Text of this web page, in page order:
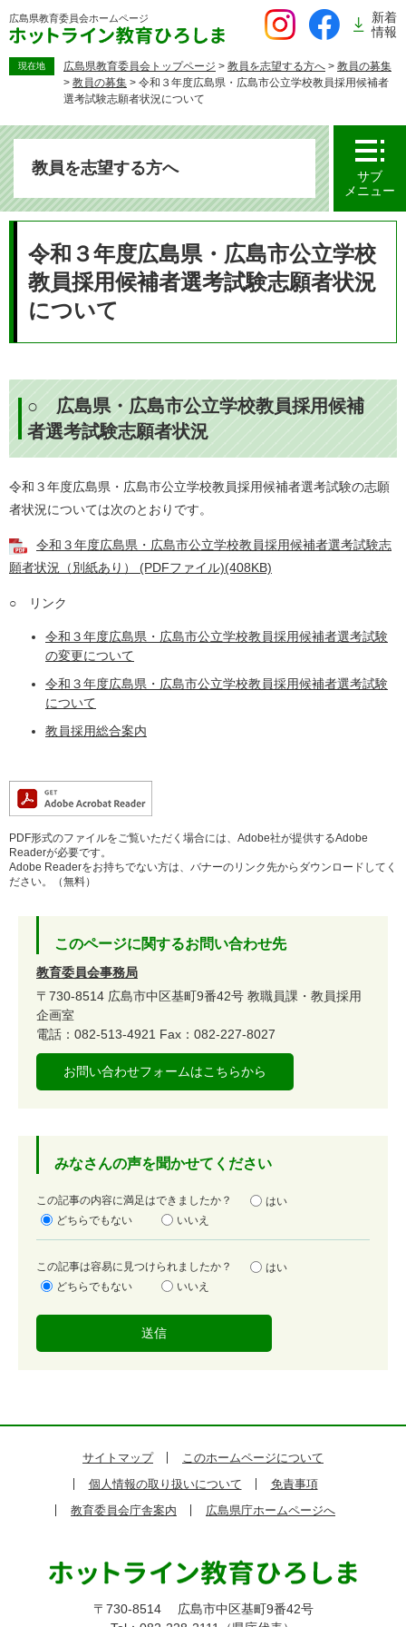
ー
で
す。
広島県教育委員会ホームページ
新着
情報
現在地 広島県教育委員会トップページ > 教員を志望する方へ > 教員の募集
> 教員の募集 > 令和３年度広島県・広島市公立学校教員採用候補者
選考試験志願者状況について
教員を志望する方へ
サブ
メニュー
令和３年度広島県・広島市公立学校
教員採用候補者選考試験志願者状況
について
○ 広島県・広島市公立学校教員採用候補
者選考試験志願者状況
令和３年度広島県・広島市公立学校教員採用候補者選考試験の志願
者状況については次のとおりです。
令和３年度広島県・広島市公立学校教員採用候補者選考試験志
願者状況（別紙あり） (PDFファイル)(408KB)
○ リンク
令和３年度広島県・広島市公立学校教員採用候補者選考試験
の変更について
令和３年度広島県・広島市公立学校教員採用候補者選考試験
について
教員採用総合案内
PDF形式のファイルをご覧いただく場合には、Adobe社が提供するAdobe
Readerが必要です。
Adobe Readerをお持ちでない方は、バナーのリンク先からダウンロードしてく
ださい。（無料）
このページに関するお問い合わせ先
教育委員会事務局
〒730-8514 広島市中区基町9番42号 教職員課・教員採用
企画室
電話：082-513-4921 Fax：082-227-8027
お問い合わせフォームはこちらから
みなさんの声を聞かせてください
満
足
この記事の内容に満足はできましたか？
はい
どちらでもない
いいえ
容
易
この記事は容易に見つけられましたか？
はい
どちらでもない
いいえ
サイトマップ
このホームページについて
個人情報の取り扱いについて
免責事項
教育委員会庁舎案内
広島県庁ホームページへ
〒730-8514
広島市中区基町9番42号